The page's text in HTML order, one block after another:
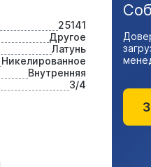
25141
Другое
Латунь
Никелированное
Внутренняя
3/4